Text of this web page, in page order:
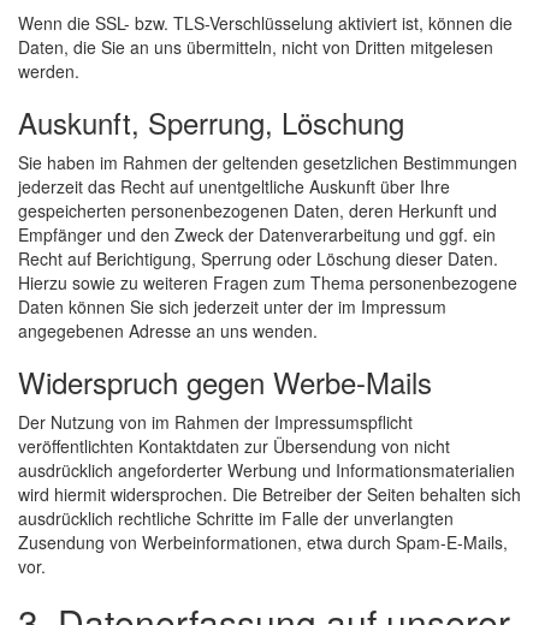
Wenn die SSL- bzw. TLS-Verschlüsselung aktiviert ist, können die
Daten, die Sie an uns übermitteln, nicht von Dritten mitgelesen
werden.
Auskunft, Sperrung, Löschung
Sie haben im Rahmen der geltenden gesetzlichen Bestimmungen
jederzeit das Recht auf unentgeltliche Auskunft über Ihre
gespeicherten personenbezogenen Daten, deren Herkunft und
Empfänger und den Zweck der Datenverarbeitung und ggf. ein
Recht auf Berichtigung, Sperrung oder Löschung dieser Daten.
Hierzu sowie zu weiteren Fragen zum Thema personenbezogene
Daten können Sie sich jederzeit unter der im Impressum
angegebenen Adresse an uns wenden.
Widerspruch gegen Werbe-Mails
Der Nutzung von im Rahmen der Impressumspflicht
veröffentlichten Kontaktdaten zur Übersendung von nicht
ausdrücklich angeforderter Werbung und Informationsmaterialien
wird hiermit widersprochen. Die Betreiber der Seiten behalten sich
ausdrücklich rechtliche Schritte im Falle der unverlangten
Zusendung von Werbeinformationen, etwa durch Spam-E-Mails,
vor.